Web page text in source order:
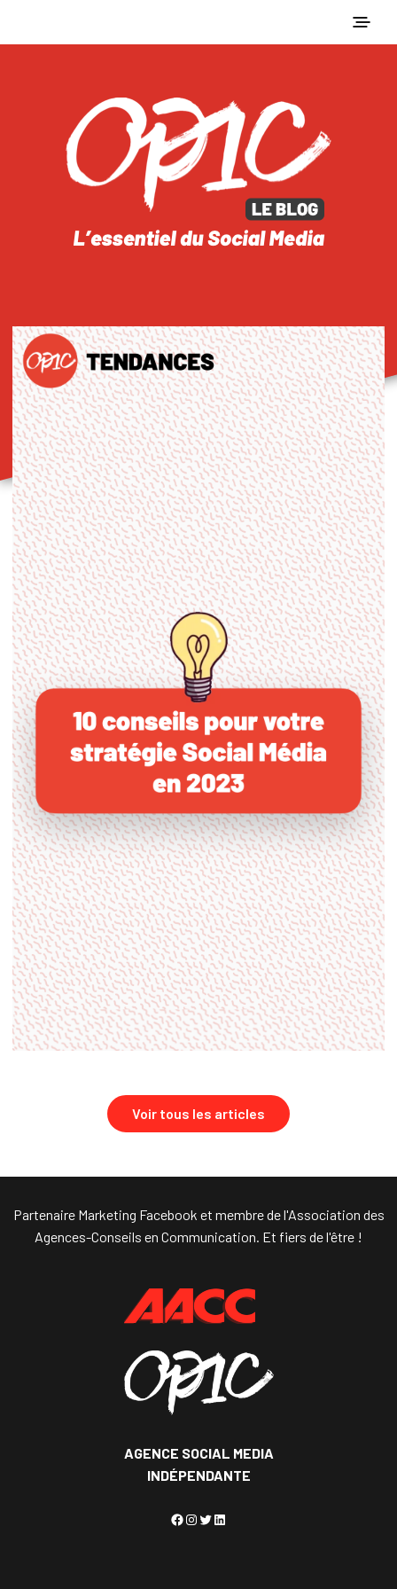
Voir tous les articles
Partenaire Marketing Facebook et membre de l'Association des
Agences-Conseils en Communication. Et fiers de l'être !
AGENCE SOCIAL MEDIA
INDÉPENDANTE
Facebook
Instagram
Twitter
LinkedIn